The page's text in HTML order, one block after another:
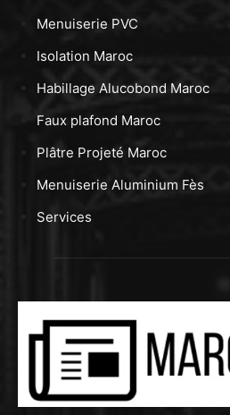
Menuiserie PVC
Isolation Maroc
Habillage Alucobond Maroc
Faux plafond Maroc
Plâtre Projeté Maroc
Menuiserie Aluminium Fès
Services